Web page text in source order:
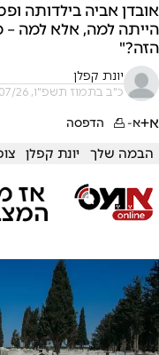
אובדן אביה בילדותה
הייתה למה, אלא למה
הזה?"
יונת קפלן
כ"ב בתמוז תשפ"ו, 07/07/26 17:35
א+א- הדפסה
הבמה שלך יונת קפלן